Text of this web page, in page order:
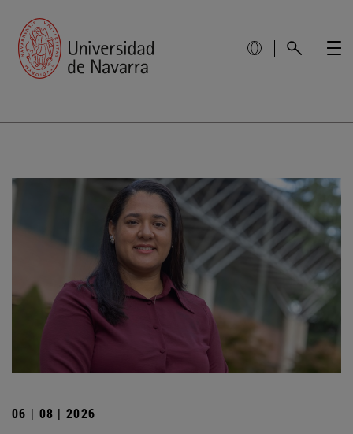
06 | 08 | 2026